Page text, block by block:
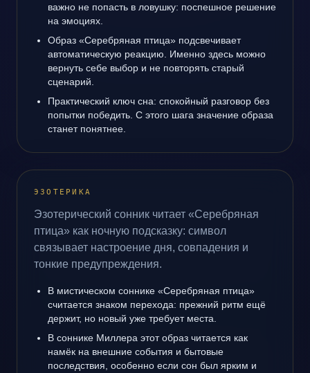
важно не попасть в ловушку: поспешное решение
на эмоциях.
Образ «Серебряная птица» подсвечивает
автоматическую реакцию. Именно здесь можно
вернуть себе выбор и не повторять старый
сценарий.
Практический ключ сна: спокойный разговор без
попытки победить. С этого шага значение образа
станет понятнее.
ЭЗОТЕРИКА
Эзотерический сонник читает «Серебряная
птица» как ночную подсказку: символ
связывает настроение дня, совпадения и
тонкие предупреждения.
В мистическом соннике «Серебряная птица»
считается знаком перехода: прежний ритм ещё
держит, но новый уже требует места.
В соннике Миллера этот образ читается как
намёк на внешние события и бытовые
последствия, особенно если сон был ярким и